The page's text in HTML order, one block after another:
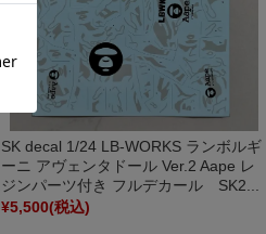
SK decal 1/24 LB-WORKS ランボルギ
ーニ アヴェンタドール Ver.2 Aape レ
ジンパーツ付き フルデカール SK2...
¥5,500(税込)